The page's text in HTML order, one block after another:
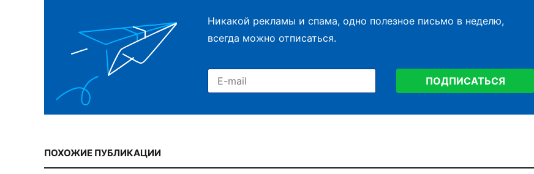
Никакой рекламы и спама, одно полезное письмо в неделю,
всегда можно отписаться.
ПОДПИСАТЬСЯ
ПОХОЖИЕ ПУБЛИКАЦИИ